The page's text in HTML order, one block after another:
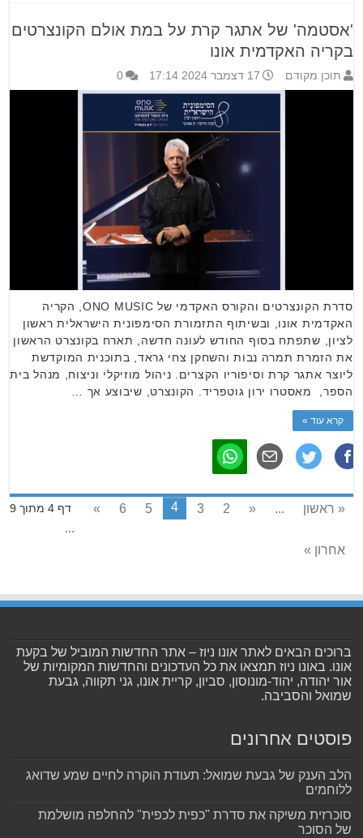
'אסטמה' של אתגר קרת על במת אולם הקונצרטים
בקריה האקדמית אונו
תוכן מקודם 17 דצמבר 2024 17:14 0
סדרת הקונצרטים והקורס האקדמי של ONO MUSIC, הקריה
האקדמית אונו, ובשיתוף התזמורת הסימפונית הישראלית ראשון
לציון, שתפתח בסוף החודש לעונה חדשה, תארח בקונצרט הראשון
את הזמרת תמרה נבות והשחקן צחי גראד, בתוכנית המוקדשת
ליוצר אתגר קרת וסיפוריו הקצרים. ניהול מוזיקלי וניצוח, מנהל בית
הספר, מאסטרו ירון גוטפריד. הקונצרט, שיבוצע אך …
קרא עוד »
דף 4 מתוך 9 « ראשון ...
«
2
3
4
5
6
»
...
אחרון »
ברוכים הבאים לאתר אונו ניוז – אתר החדשות המוביל של בקעת
אונו. באונו ניוז תמצאו את כל העדכונים והחדשות המקומיות של
אור יהודה, יהוד-מונוסון, סביון, קריית אונו, גני תקווה, גבעת
שמואל והסביבה.
פוסטים אחרונים
הלב הענק של גבעת שמואל: תעודת הוקרה לחיים שמע שדואג
ללוחמים
סוכרזית משיקה את סדרת "כפית לכפית" להחלפה מושלמת
של הסוכר